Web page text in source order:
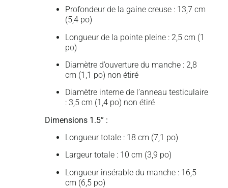
Profondeur de la gaine creuse : 13,7 cm
(5,4 po)
Longueur de la pointe pleine : 2,5 cm (1
po)
Diamètre d’ouverture du manche : 2,8
cm (1,1 po) non étiré
Diamètre interne de l’anneau testiculaire
: 3,5 cm (1,4 po) non étiré
Dimensions 1.5” :
Longueur totale : 18 cm (7,1 po)
Largeur totale : 10 cm (3,9 po)
Longueur insérable du manche : 16,5
cm (6,5 po)